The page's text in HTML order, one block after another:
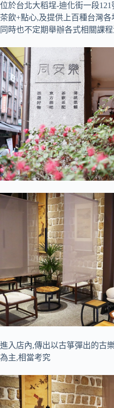
位於台北大稻埕-迪化街一段
茶飲+點心,及提供上百種台灣
同時也不定期舉辦各式相關課
進入店內,傳出以古箏彈出的古
為主,相當考究